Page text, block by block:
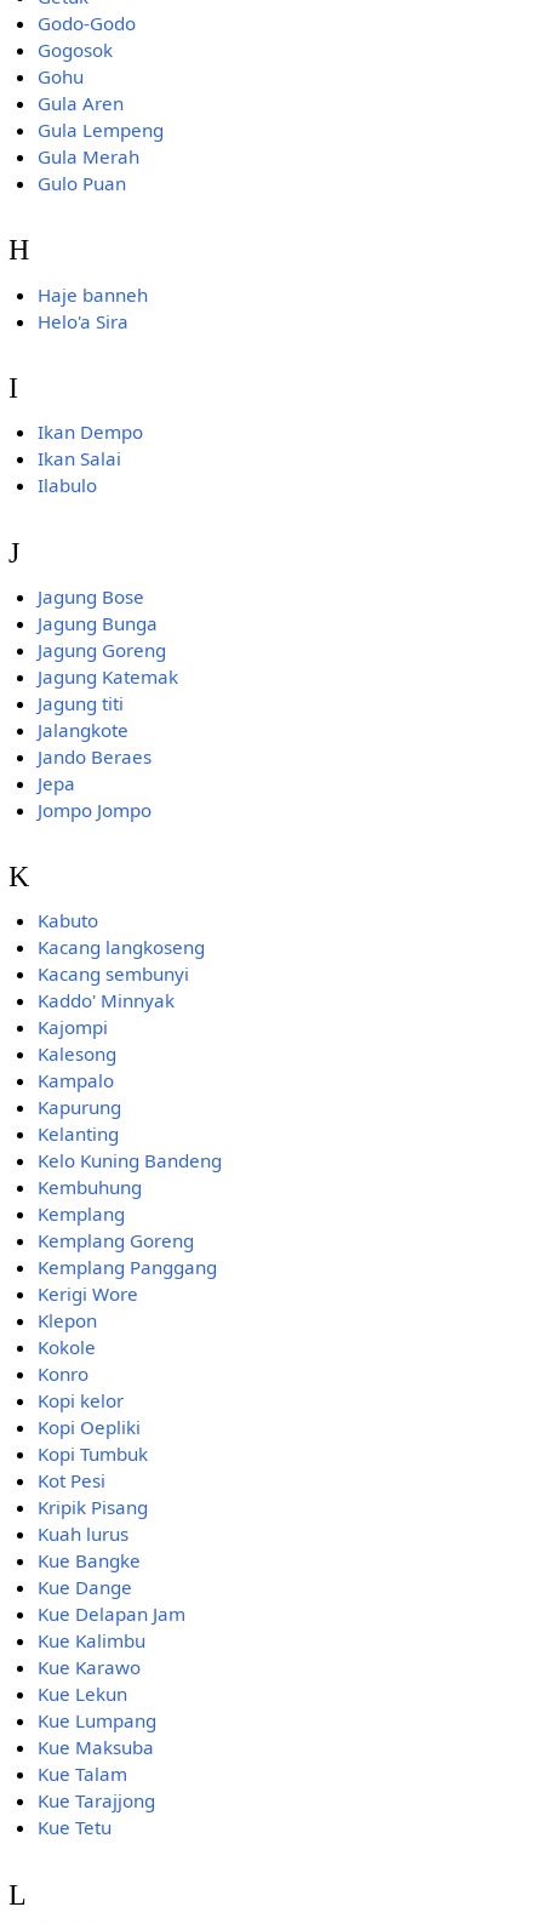
Godo-Godo
Gogosok
Gohu
Gula Aren
Gula Lempeng
Gula Merah
Gulo Puan
H
Haje banneh
Helo'a Sira
I
Ikan Dempo
Ikan Salai
Ilabulo
J
Jagung Bose
Jagung Bunga
Jagung Goreng
Jagung Katemak
Jagung titi
Jalangkote
Jando Beraes
Jepa
Jompo Jompo
K
Kabuto
Kacang langkoseng
Kacang sembunyi
Kaddo' Minnyak
Kajompi
Kalesong
Kampalo
Kapurung
Kelanting
Kelo Kuning Bandeng
Kembuhung
Kemplang
Kemplang Goreng
Kemplang Panggang
Kerigi Wore
Klepon
Kokole
Konro
Kopi kelor
Kopi Oepliki
Kopi Tumbuk
Kot Pesi
Kripik Pisang
Kuah lurus
Kue Bangke
Kue Dange
Kue Delapan Jam
Kue Kalimbu
Kue Karawo
Kue Lekun
Kue Lumpang
Kue Maksuba
Kue Talam
Kue Tarajjong
Kue Tetu
L